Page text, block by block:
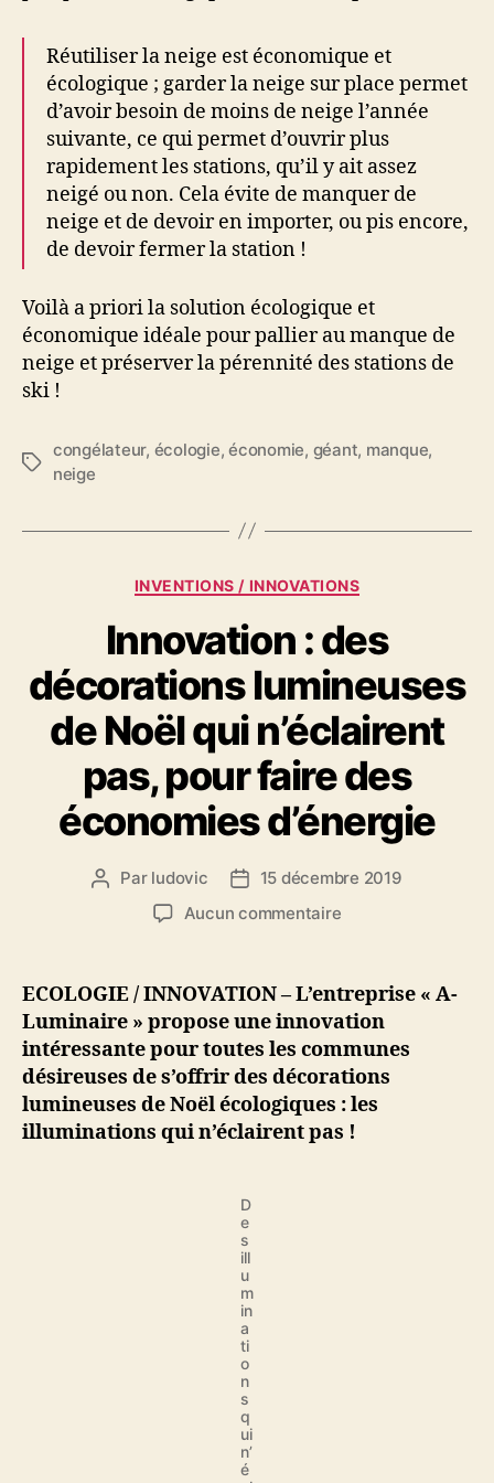
Réutiliser la neige est économique et
écologique ; garder la neige sur place permet
d’avoir besoin de moins de neige l’année
suivante, ce qui permet d’ouvrir plus
rapidement les stations, qu’il y ait assez
neigé ou non. Cela évite de manquer de
neige et de devoir en importer, ou pis encore,
de devoir fermer la station !
Voilà a priori la solution écologique et
économique idéale pour pallier au manque de
neige et préserver la pérennité des stations de
ski !
Étiquettes
congélateur, écologie,économie, géant, manque,
neige
Catégories
INVENTIONS / INNOVATIONS
Innovation : des
décorations lumineuses
de Noël qui n’éclairent
pas, pour faire des
économies d’énergie
Auteur
Par ludovic
Date15 décembre 2019
Aucun commentairesur
des
décorations
lumineuses
de
Noël
qui
n’éclairent
ECOLOGIE / INNOVATION – L’entreprise « A-
Luminaire » propose une innovation
intéressante pour toutes les communes
désireuses de s’offrir des décorations
lumineuses de Noël écologiques : les
illuminations qui n’éclairent pas !
D
e
s
ill
u
m
in
a
ti
o
n
s
q
ui
n’
é